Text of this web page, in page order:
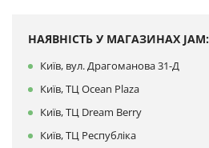
НАЯВНІСТЬ У МАГАЗИНАХ JAM:
Київ, вул. Драгоманова 31-Д
Київ, ТЦ Ocean Plaza
Київ, ТЦ Dream Berry
Київ, ТЦ Республіка